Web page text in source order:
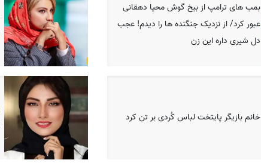
بمب های ترامپ از بیخ گوش محیا دهقانی
عبور کرد/ از نزدیک جنگنده ها را دیدم! عجب
دل شیری داره این زن
خانم بازیگر پایتخت لباس کُردی بر تن کرد